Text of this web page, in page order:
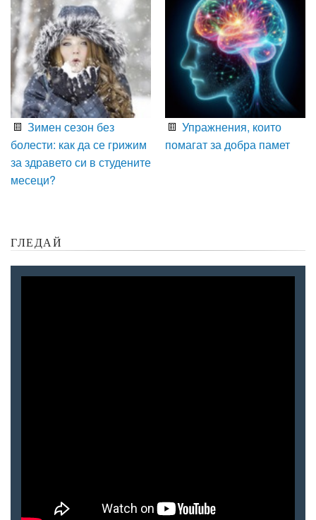
Зимен сезон без
болести: как да се грижим
за здравето си в студените
месеци?
Упражнения, които
помагат за добра памет
ГЛЕДАЙ